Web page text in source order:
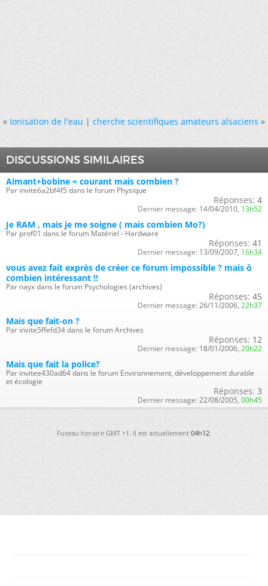
« Ionisation de l'eau|cherche scientifiques amateurs alsaciens »
DISCUSSIONS SIMILAIRES
Aimant+bobine = courant mais combien ?
Par invite6a2bf4f5 dans le forum Physique
Réponses: 4
Dernier message: 14/04/2010, 13h52
Je RAM , mais je me soigne ( mais combien Mo?)
Par prof01 dans le forum Matériel - Hardware
Réponses: 41
Dernier message: 13/09/2007, 16h34
vous avez fait exprès de créer ce forum impossible ? mais ô
combien intéressant !!
Par nayx dans le forum Psychologies (archives)
Réponses: 45
Dernier message: 26/11/2006, 22h37
Mais que fait-on ?
Par invite5ffefd34 dans le forum Archives
Réponses: 12
Dernier message: 18/01/2006, 20h22
Mais que fait la police?
Par invitee430ad64 dans le forum Environnement, développement durable
et écologie
Réponses: 3
Dernier message: 22/08/2005, 00h45
Fuseau horaire GMT +1. Il est actuellement04h12.